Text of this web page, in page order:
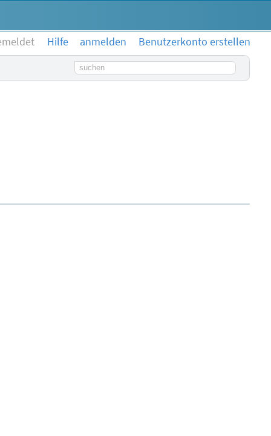
Hilfe anmelden
Benutzerkonto erstellen
Suchbegriff